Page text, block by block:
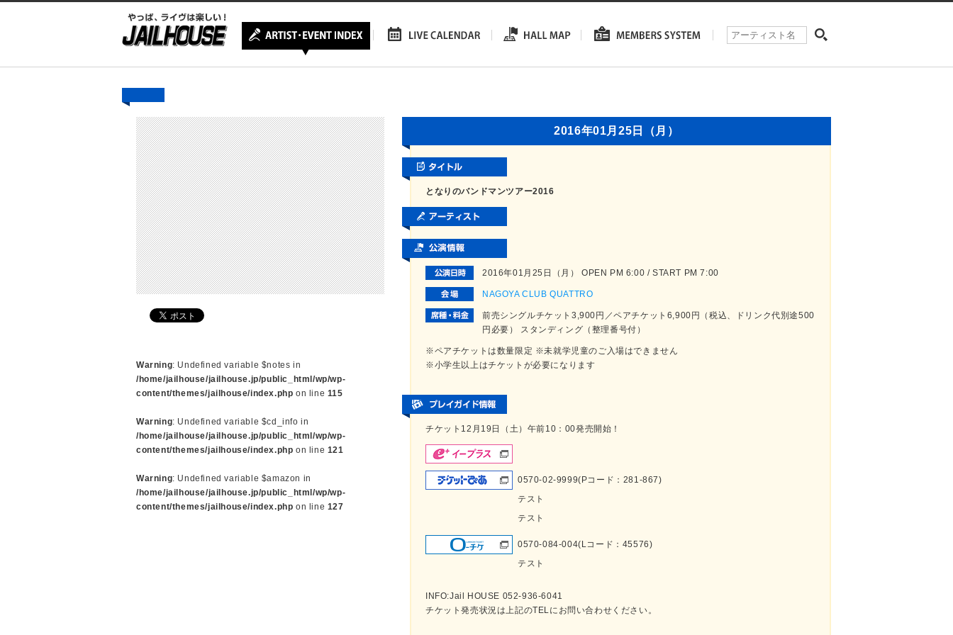
Warning: Undefined variable $notes in
/home/jailhouse/jailhouse.jp/public_html/wp/wp-
content/themes/jailhouse/index.php on line 115
Warning: Undefined variable $cd_info in
/home/jailhouse/jailhouse.jp/public_html/wp/wp-
content/themes/jailhouse/index.php on line 121
Warning: Undefined variable $amazon in
/home/jailhouse/jailhouse.jp/public_html/wp/wp-
content/themes/jailhouse/index.php on line 127
2016年01月25日（月）
となりのバンドマンツアー2016
2016年01月25日（月） OPEN PM 6:00 / START PM 7:00
NAGOYA CLUB QUATTRO
前売シングルチケット3,900円／ペアチケット6,900円（税込、ドリンク代別途500
円必要） スタンディング（整理番号付）
※ペアチケットは数量限定 ※未就学児童のご入場はできません
※小学生以上はチケットが必要になります
チケット12月19日（土）午前10：00発売開始！
0570-02-9999(Pコード：281-867)
テスト
テスト
0570-084-004(Lコード：45576)
テスト
INFO:Jail HOUSE 052-936-6041
チケット発売状況は上記のTELにお問い合わせください。